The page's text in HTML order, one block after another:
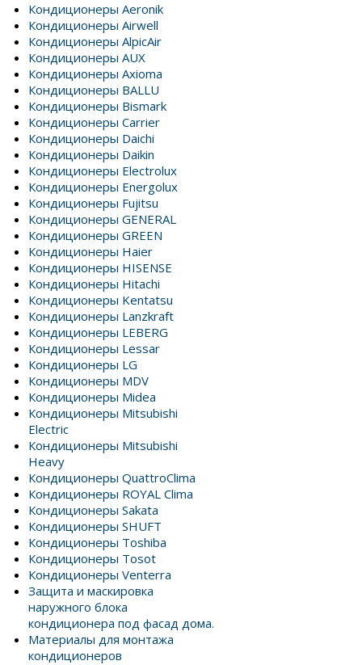
Кондиционеры Aeronik
Кондиционеры Airwell
Кондиционеры AlpicAir
Кондиционеры AUX
Кондиционеры Axioma
Кондиционеры BALLU
Кондиционеры Bismark
Кондиционеры Carrier
Кондиционеры Daichi
Кондиционеры Daikin
Кондиционеры Electrolux
Кондиционеры Energolux
Кондиционеры Fujitsu
Кондиционеры GENERAL
Кондиционеры GREEN
Кондиционеры Haier
Кондиционеры HISENSE
Кондиционеры Hitachi
Кондиционеры Kentatsu
Кондиционеры Lanzkraft
Кондиционеры LEBERG
Кондиционеры Lessar
Кондиционеры LG
Кондиционеры MDV
Кондиционеры Midea
Кондиционеры Mitsubishi
Electric
Кондиционеры Mitsubishi
Heavy
Кондиционеры QuattroClima
Кондиционеры ROYAL Clima
Кондиционеры Sakata
Кондиционеры SHUFT
Кондиционеры Toshiba
Кондиционеры Tosot
Кондиционеры Venterra
Защита и маскировка
наружного блока
кондиционера под фасад дома.
Материалы для монтажа
кондиционеров